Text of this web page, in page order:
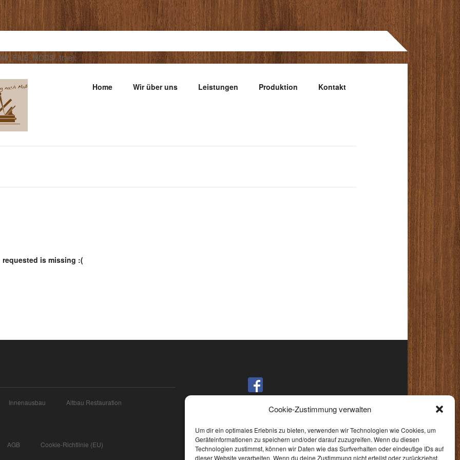
Cookie-Zustimmung verwalten
Um dir ein optimales Erlebnis zu bieten, verwenden wir Technologien wie Cookies, um
Geräteinformationen zu speichern und/oder darauf zuzugreifen. Wenn du diesen
Technologien zustimmst, können wir Daten wie das Surfverhalten oder eindeutige IDs auf
dieser Website verarbeiten. Wenn du deine Zustimmung nicht erteilst oder zurückziehst,
true);
Home Wir über uns Leistungen Produktion Kontakt
is missing :(
Innenausbau Altbau Restauration
AGB Cookie-Richtlinie (EU)